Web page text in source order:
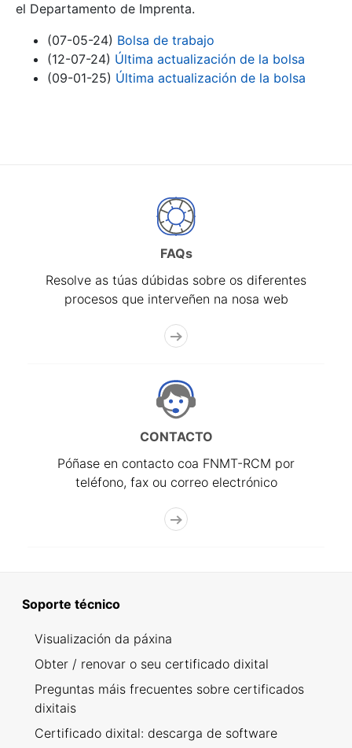
Mostrar/Ocultar
el Departamento de Imprenta.
(07-05-24) Bolsa de trabajo
(12-07-24) Última actualización de la bolsa
(09-01-25) Última actualización de la bolsa
FAQs
Resolve as túas dúbidas sobre os diferentes
procesos que interveñen na nosa web
CONTACTO
Póñase en contacto coa FNMT-RCM por
teléfono, fax ou correo electrónico
Soporte técnico
Visualización da páxina
Obter / renovar o seu certificado dixital
Preguntas máis frecuentes sobre certificados
dixitais
Certificado dixital: descarga de software